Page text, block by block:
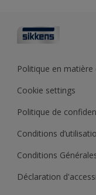
Architectes
Collections de
Base de
Politique en matière
Cookie settings
Politique de
Conditions
Conditions
Déclaration